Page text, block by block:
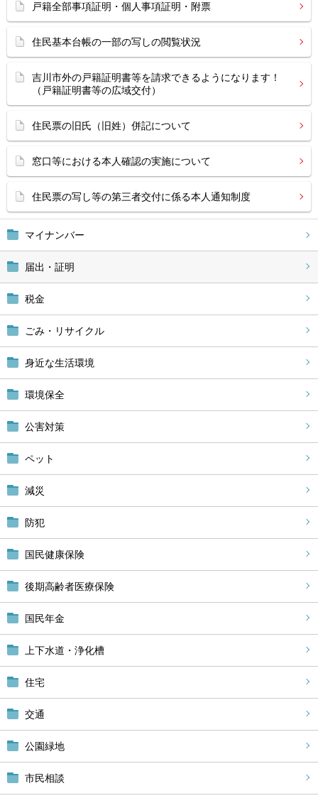
マイナンバー
届出・証明
税金
ごみ・リサイクル
身近な生活環境
環境保全
公害対策
ペット
減災
防犯
国民健康保険
後期高齢者医療保険
国民年金
上下水道・浄化槽
住宅
交通
公園緑地
市民相談
戸籍全部事項証明・個人事項証明・附票
住民基本台帳の一部の写しの閲覧状況
吉川市外の戸籍証明書等を請求できるようになります！
（戸籍証明書等の広域交付）
住民票の旧氏（旧姓）併記について
窓口等における本人確認の実施について
住民票の写し等の第三者交付に係る本人通知制度